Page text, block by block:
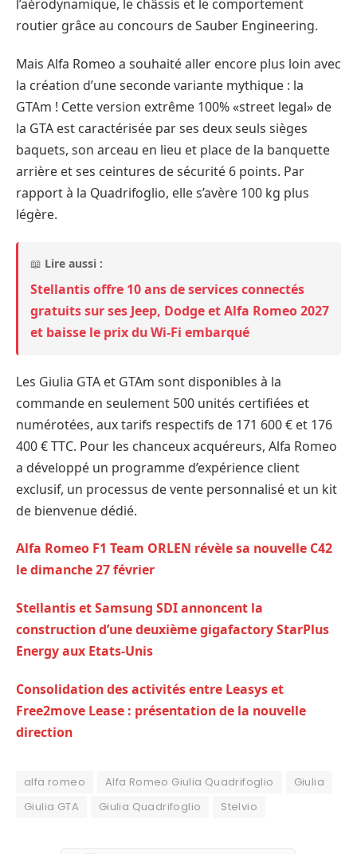
l’aérodynamique, le châssis et le comportement
routier grâce au concours de Sauber Engineering.
Mais Alfa Romeo a souhaité aller encore plus loin avec
la création d’une seconde variante mythique : la
GTAm ! Cette version extrême 100% «street legal» de
la GTA est caractérisée par ses deux seuls sièges
baquets, son arceau en lieu et place de la banquette
arrière et ses ceintures de sécurité 6 points. Par
rapport à la Quadrifoglio, elle s’avère 100 kg plus
légère.
📖 Lire aussi :
Stellantis offre 10 ans de services connectés
gratuits sur ses Jeep, Dodge et Alfa Romeo 2027
et baisse le prix du Wi-Fi embarqué
Les Giulia GTA et GTAm sont disponibles à la
commande en seulement 500 unités certifiées et
numérotées, aux tarifs respectifs de 171 600 € et 176
400 € TTC. Pour les chanceux acquéreurs, Alfa Romeo
a développé un programme d’expérience client
exclusif, un processus de vente personnalisé et un kit
de bienvenue dédié.
Alfa Romeo F1 Team ORLEN révèle sa nouvelle C42
le dimanche 27 février
Stellantis et Samsung SDI annoncent la
construction d’une deuxième gigafactory StarPlus
Energy aux Etats-Unis
Consolidation des activités entre Leasys et
Free2move Lease : présentation de la nouvelle
direction
alfa romeo Alfa Romeo Giulia Quadrifoglio
Giulia
Giulia GTA
Giulia Quadrifoglio Stelvio